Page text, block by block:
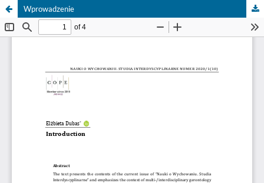
Wprowadzenie